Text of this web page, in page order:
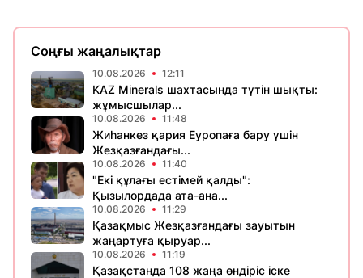
Соңғы жаңалықтар
10.08.2026 12:11
KAZ Minerals шахтасында түтін шықты:
жұмысшылар...
10.08.2026 11:48
Жиһанкез қария Еуропаға бару үшін
Жезқазғандағы...
10.08.2026 11:40
"Екі құлағы естімей қалды":
Қызылордада ата-ана...
10.08.2026 11:29
Қазақмыс Жезқазғандағы зауытын
жаңартуға қыруар...
10.08.2026 11:19
Қазақстанда 108 жаңа өндіріс іске